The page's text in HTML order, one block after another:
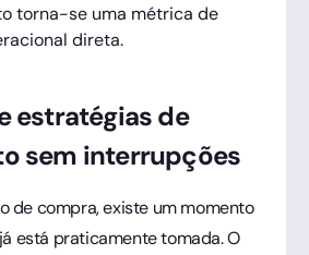
torna-se uma métrica de
direta.
estratégias de
sem interrupções
de compra, existe um momento
está praticamente tomada. O